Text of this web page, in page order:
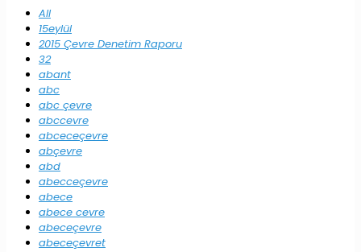
All
15eylül
2015 Çevre Denetim Raporu
32
abant
abc
abc çevre
abccevre
abceceçevre
abçevre
abd
abecceçevre
abece
abece cevre
abeceçevre
abeceçevret